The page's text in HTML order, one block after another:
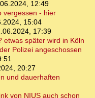
12:49
vergessen - hier
15:04
17:39
etwas später wird in Köln
Polizei angeschossen
20:27
und dauerhaften
von NIUS auch schon